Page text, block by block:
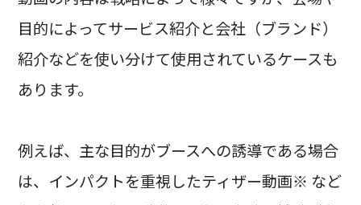
目的によってサービス紹介と会社（ブランド）
紹介などを使い分けて使用されているケースも
あります。
例えば、主な目的がブースへの誘導である場合
は、インパクトを重視したティザー動画※ など